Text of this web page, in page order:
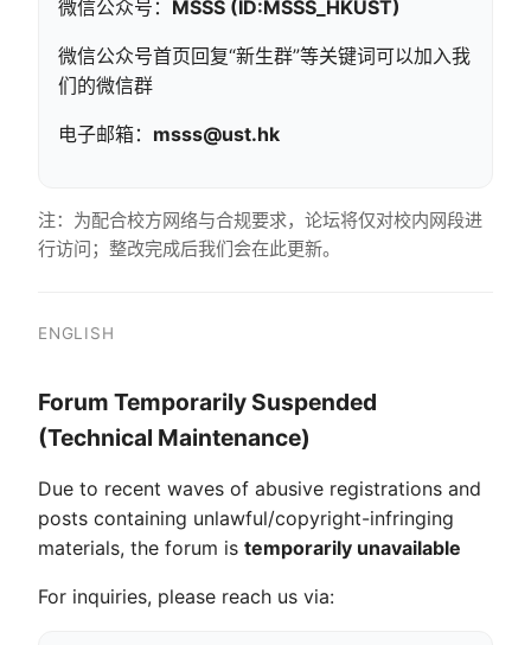
微信公众号： MSSS (ID:MSSS_HKUST)
微信公众号首页回复“新生群”等关键词可以加入我
们的微信群
电子邮箱： msss@ust.hk
注：为配合校方网络与合规要求，论坛将仅对校内网段进
行访问；整改完成后我们会在此更新。
ENGLISH
Forum Temporarily Suspended
(Technical Maintenance)
Due to recent waves of abusive registrations and
posts containing unlawful/copyright-infringing
materials, the forum is temporarily unavailable
For inquiries, please reach us via: